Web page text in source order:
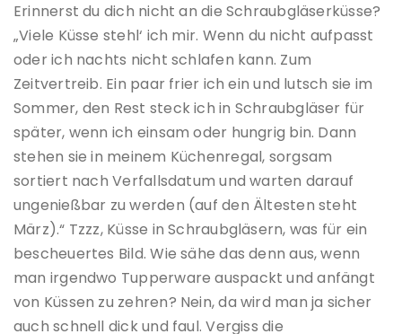
Erinnerst du dich nicht an die Schraubgläserküsse?
„Viele Küsse stehl‘ ich mir. Wenn du nicht aufpasst
oder ich nachts nicht schlafen kann. Zum
Zeitvertreib. Ein paar frier ich ein und lutsch sie im
Sommer, den Rest steck ich in Schraubgläser für
später, wenn ich einsam oder hungrig bin. Dann
stehen sie in meinem Küchenregal, sorgsam
sortiert nach Verfallsdatum und warten darauf
ungenießbar zu werden (auf den Ältesten steht
März).“ Tzzz, Küsse in Schraubgläsern, was für ein
bescheuertes Bild. Wie sähe das denn aus, wenn
man irgendwo Tupperware auspackt und anfängt
von Küssen zu zehren? Nein, da wird man ja sicher
auch schnell dick und faul. Vergiss die